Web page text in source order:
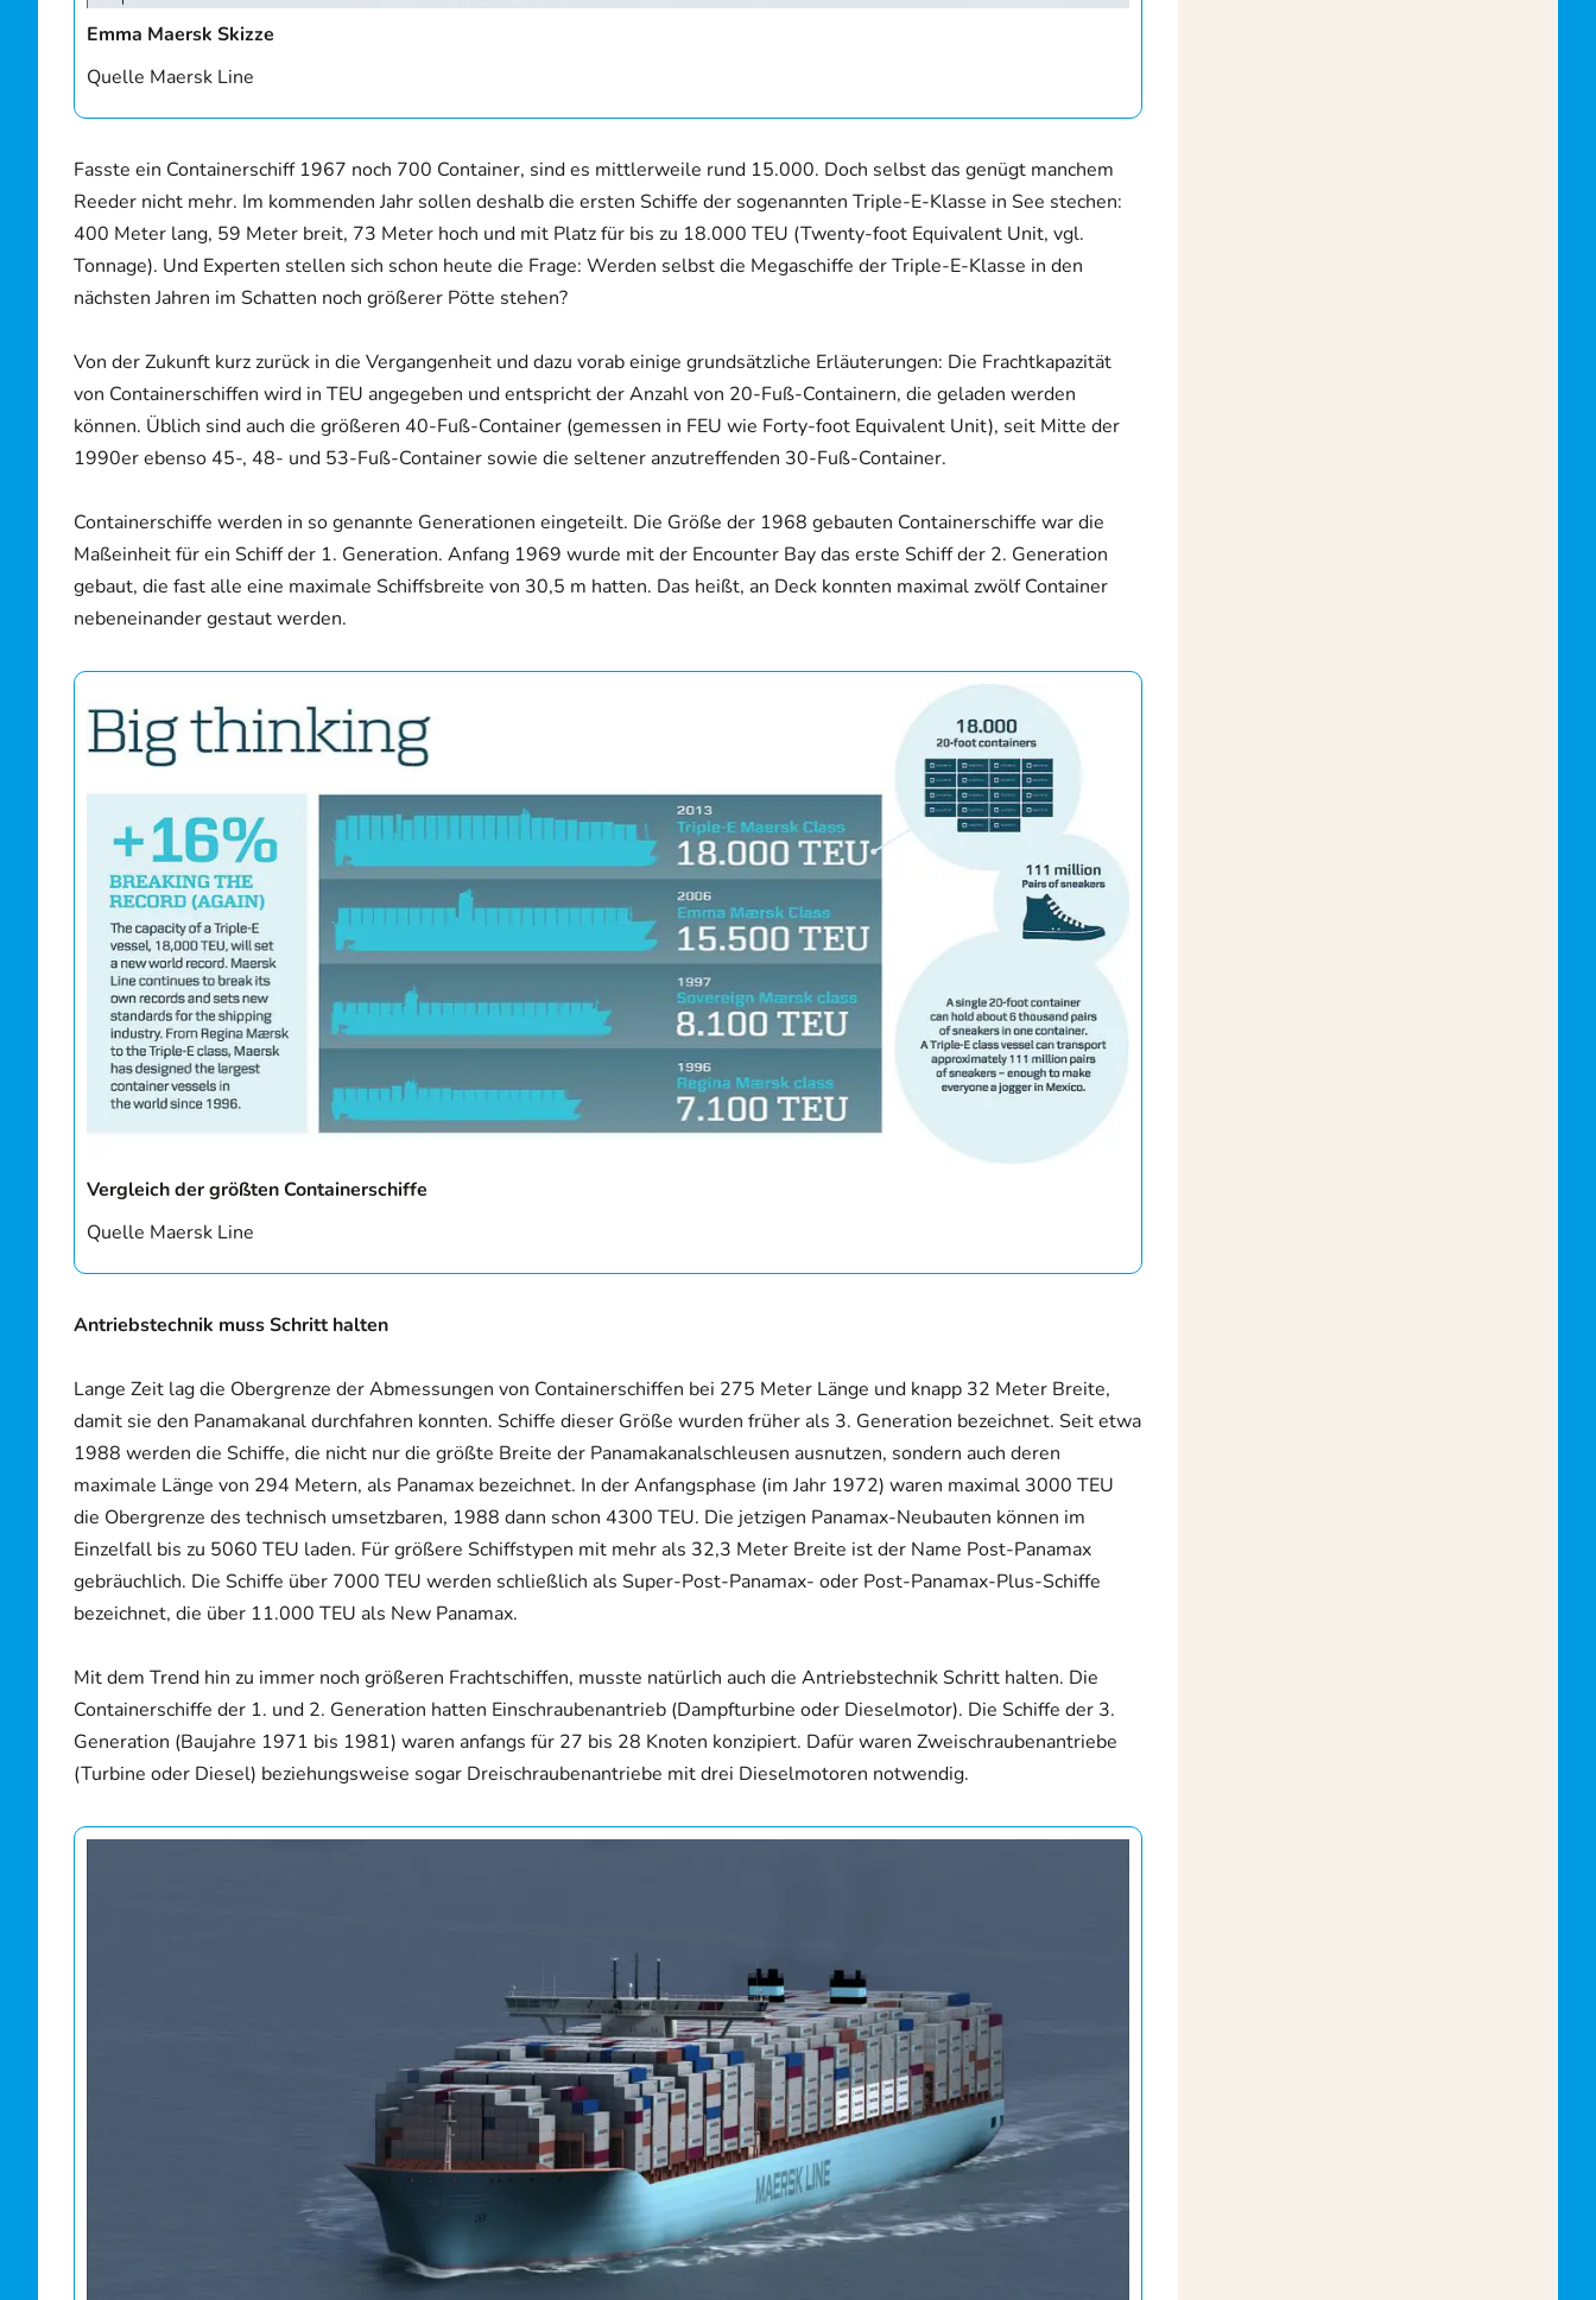
Emma Maersk Skizze
Quelle Maersk Line
Fasste ein Containerschiff 1967 noch 700 Container, sind es mittlerweile rund 15.000. Doch selbst das genügt manchem
Reeder nicht mehr. Im kommenden Jahr sollen deshalb die ersten Schiffe der sogenannten Triple-E-Klasse in See stechen:
400 Meter lang, 59 Meter breit, 73 Meter hoch und mit Platz für bis zu 18.000 TEU (Twenty-foot Equivalent Unit, vgl.
Tonnage). Und Experten stellen sich schon heute die Frage: Werden selbst die Megaschiffe der Triple-E-Klasse in den
nächsten Jahren im Schatten noch größerer Pötte stehen?
Von der Zukunft kurz zurück in die Vergangenheit und dazu vorab einige grundsätzliche Erläuterungen: Die Frachtkapazität
von Containerschiffen wird in TEU angegeben und entspricht der Anzahl von 20-Fuß-Containern, die geladen werden
können. Üblich sind auch die größeren 40-Fuß-Container (gemessen in FEU wie Forty-foot Equivalent Unit), seit Mitte der
1990er ebenso 45-, 48- und 53-Fuß-Container sowie die seltener anzutreffenden 30-Fuß-Container.
Containerschiffe werden in so genannte Generationen eingeteilt. Die Größe der 1968 gebauten Containerschiffe war die
Maßeinheit für ein Schiff der 1. Generation. Anfang 1969 wurde mit der Encounter Bay das erste Schiff der 2. Generation
gebaut, die fast alle eine maximale Schiffsbreite von 30,5 m hatten. Das heißt, an Deck konnten maximal zwölf Container
nebeneinander gestaut werden.
Vergleich der größten Containerschiffe
Quelle Maersk Line
Antriebstechnik muss Schritt halten
Lange Zeit lag die Obergrenze der Abmessungen von Containerschiffen bei 275 Meter Länge und knapp 32 Meter Breite,
damit sie den Panamakanal durchfahren konnten. Schiffe dieser Größe wurden früher als 3. Generation bezeichnet. Seit etwa
1988 werden die Schiffe, die nicht nur die größte Breite der Panamakanalschleusen ausnutzen, sondern auch deren
maximale Länge von 294 Metern, als Panamax bezeichnet. In der Anfangsphase (im Jahr 1972) waren maximal 3000 TEU
die Obergrenze des technisch umsetzbaren, 1988 dann schon 4300 TEU. Die jetzigen Panamax-Neubauten können im
Einzelfall bis zu 5060 TEU laden. Für größere Schiffstypen mit mehr als 32,3 Meter Breite ist der Name Post-Panamax
gebräuchlich. Die Schiffe über 7000 TEU werden schließlich als Super-Post-Panamax- oder Post-Panamax-Plus-Schiffe
bezeichnet, die über 11.000 TEU als New Panamax.
Mit dem Trend hin zu immer noch größeren Frachtschiffen, musste natürlich auch die Antriebstechnik Schritt halten. Die
Containerschiffe der 1. und 2. Generation hatten Einschraubenantrieb (Dampfturbine oder Dieselmotor). Die Schiffe der 3.
Generation (Baujahre 1971 bis 1981) waren anfangs für 27 bis 28 Knoten konzipiert. Dafür waren Zweischraubenantriebe
(Turbine oder Diesel) beziehungsweise sogar Dreischraubenantriebe mit drei Dieselmotoren notwendig.